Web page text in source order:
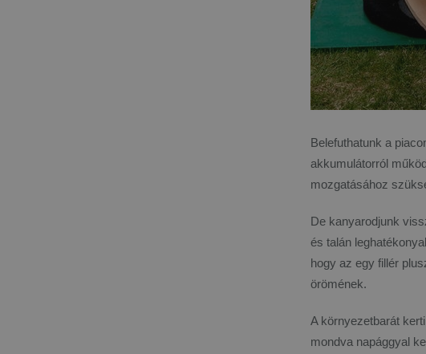
Belefuthatunk a
akkumulátorról
mozgatásához
De kanyarodjunk
és talán
hogy az egy fillér
örömének.
A környezetbarát
mondva napággyal